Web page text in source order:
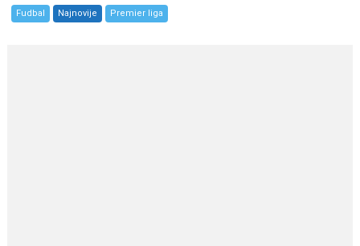
Fudbal Najnovije Premier liga